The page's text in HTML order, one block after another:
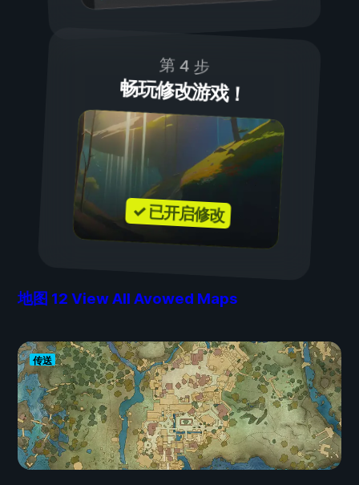
第 4 步
畅玩修改游戏！
✓ 已开启修改
地图 12 View All Avowed Maps
传送